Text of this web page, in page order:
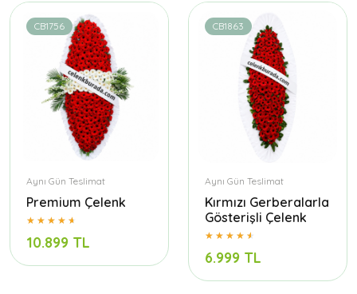
CB1756
Aynı Gün Teslimat
Premium Çelenk
10.899 TL
CB1863
Aynı Gün Teslimat
Kırmızı Gerberalarla
Gösterişli Çelenk
6.999 TL